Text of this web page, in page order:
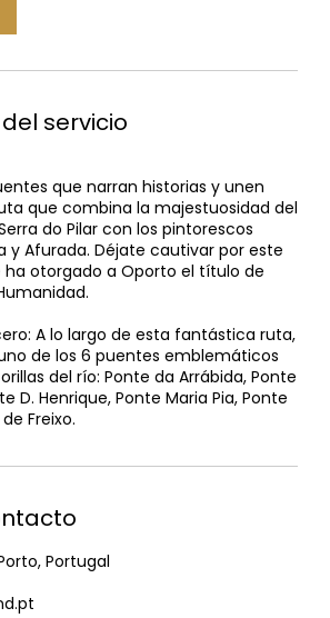
servicio
que narran historias y unen
que combina la majestuosidad del
do Pilar con los pintorescos
y Afurada. Déjate cautivar por este
ha otorgado a Oporto el título de
A lo largo de esta fantástica ruta,
de los 6 puentes emblemáticos
del río: Ponte da Arrábida, Ponte
D. Henrique, Ponte Maria Pia, Ponte
Freixo.
Portugal